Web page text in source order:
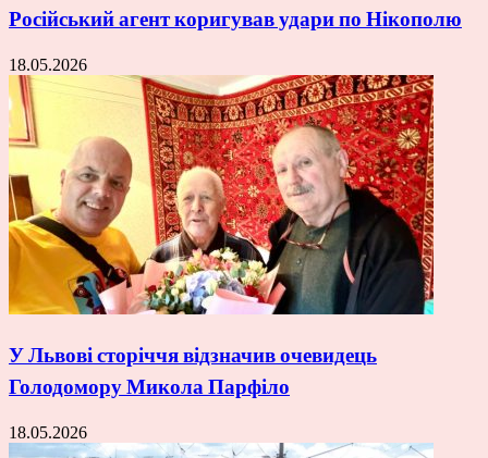
Російський агент коригував удари по Нікополю
18.05.2026
У Львові сторіччя відзначив очевидець
Голодомору Микола Парфіло
18.05.2026